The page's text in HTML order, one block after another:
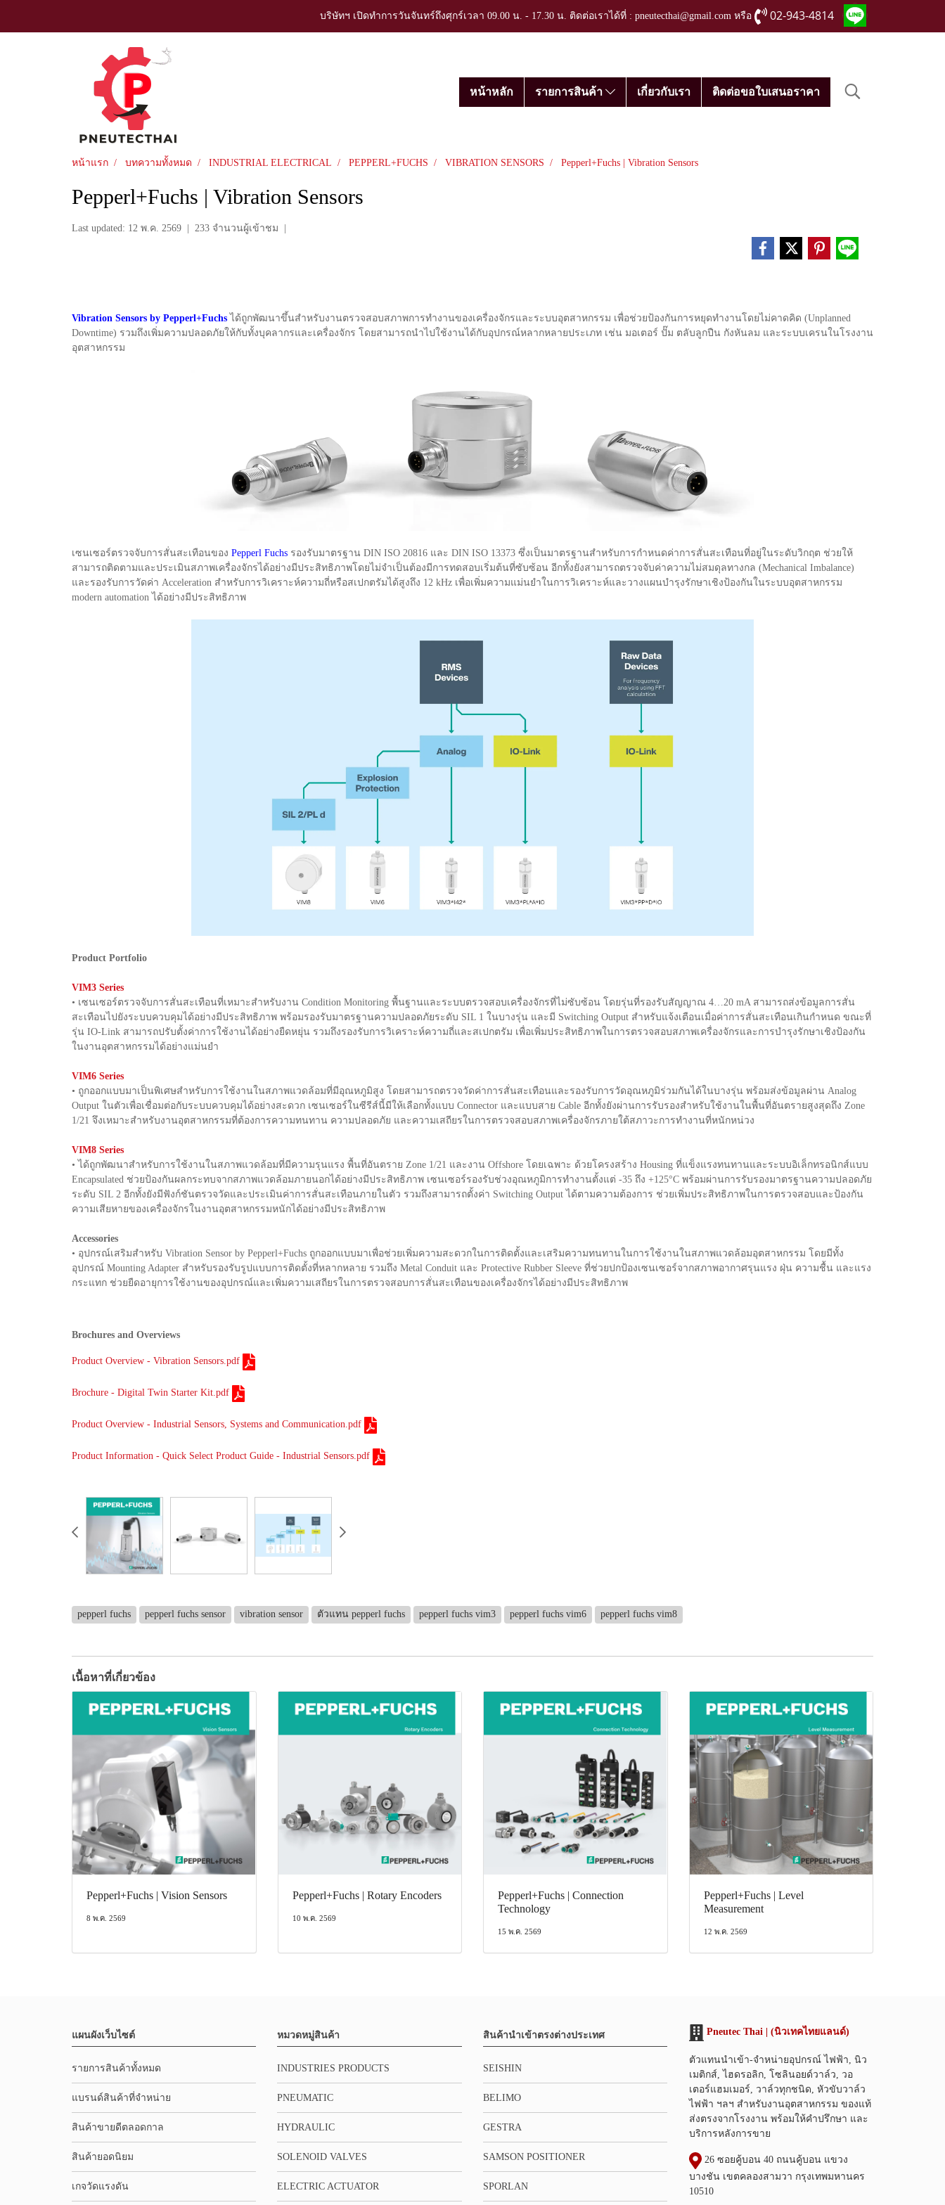
บริษัทฯ เปิดทำการวันจันทร์ถึงศุกร์เวลา 09.00 น. - 17.30 น. ติดต่อเราได้ที่ : pneutecthai@gmail.com หรือ 02-943-4814
หน้าหลัก รายการสินค้า เกี่ยวกับเรา ติดต่อขอใบเสนอราคา
หน้าแรก บทความทั้งหมด INDUSTRIAL ELECTRICAL PEPPERL+FUCHS VIBRATION SENSORS Pepperl+Fuchs | Vibration Sensors
Pepperl+Fuchs | Vibration Sensors
Last updated: 12 พ.ค. 2569 | 233 จำนวนผู้เข้าชม |
Vibration Sensors by Pepperl+Fuchs ได้ถูกพัฒนาขึ้นสำหรับงานตรวจสอบสภาพการทำงานของเครื่องจักรและระบบอุตสาหกรรม เพื่อช่วยป้องกันการหยุดทำงานโดยไม่คาดคิด (Unplanned
Downtime) รวมถึงเพิ่มความปลอดภัยให้กับทั้งบุคลากรและเครื่องจักร โดยสามารถนำไปใช้งานได้กับอุปกรณ์หลากหลายประเภท เช่น มอเตอร์ ปั๊ม ตลับลูกปืน กังหันลม และระบบเครนในโรงงาน
อุตสาหกรรม
เซนเซอร์ตรวจจับการสั่นสะเทือนของ Pepperl Fuchs รองรับมาตรฐาน DIN ISO 20816 และ DIN ISO 13373 ซึ่งเป็นมาตรฐานสำหรับการกำหนดค่าการสั่นสะเทือนที่อยู่ในระดับวิกฤต ช่วยให้
สามารถติดตามและประเมินสภาพเครื่องจักรได้อย่างมีประสิทธิภาพโดยไม่จำเป็นต้องมีการทดสอบเริ่มต้นที่ซับซ้อน อีกทั้งยังสามารถตรวจจับค่าความไม่สมดุลทางกล (Mechanical Imbalance)
และรองรับการวัดค่า Acceleration สำหรับการวิเคราะห์ความถี่หรือสเปกตรัมได้สูงถึง 12 kHz เพื่อเพิ่มความแม่นยำในการวิเคราะห์และวางแผนบำรุงรักษาเชิงป้องกันในระบบอุตสาหกรรม
modern automation ได้อย่างมีประสิทธิภาพ
Product Portfolio
VIM3 Series
• เซนเซอร์ตรวจจับการสั่นสะเทือนที่เหมาะสำหรับงาน Condition Monitoring พื้นฐานและระบบตรวจสอบเครื่องจักรที่ไม่ซับซ้อน โดยรุ่นที่รองรับสัญญาณ 4…20 mA สามารถส่งข้อมูลการสั่น
สะเทือนไปยังระบบควบคุมได้อย่างมีประสิทธิภาพ พร้อมรองรับมาตรฐานความปลอดภัยระดับ SIL 1 ในบางรุ่น และมี Switching Output สำหรับแจ้งเตือนเมื่อค่าการสั่นสะเทือนเกินกำหนด ขณะที่
รุ่น IO-Link สามารถปรับตั้งค่าการใช้งานได้อย่างยืดหยุ่น รวมถึงรองรับการวิเคราะห์ความถี่และสเปกตรัม เพื่อเพิ่มประสิทธิภาพในการตรวจสอบสภาพเครื่องจักรและการบำรุงรักษาเชิงป้องกัน
ในงานอุตสาหกรรมได้อย่างแม่นยำ
VIM6 Series
• ถูกออกแบบมาเป็นพิเศษสำหรับการใช้งานในสภาพแวดล้อมที่มีอุณหภูมิสูง โดยสามารถตรวจวัดค่าการสั่นสะเทือนและรองรับการวัดอุณหภูมิร่วมกันได้ในบางรุ่น พร้อมส่งข้อมูลผ่าน Analog
Output ในตัวเพื่อเชื่อมต่อกับระบบควบคุมได้อย่างสะดวก เซนเซอร์ในซีรีส์นี้มีให้เลือกทั้งแบบ Connector และแบบสาย Cable อีกทั้งยังผ่านการรับรองสำหรับใช้งานในพื้นที่อันตรายสูงสุดถึง Zone
1/21 จึงเหมาะสำหรับงานอุตสาหกรรมที่ต้องการความทนทาน ความปลอดภัย และความเสถียรในการตรวจสอบสภาพเครื่องจักรภายใต้สภาวะการทำงานที่หนักหน่วง
VIM8 Series
• ได้ถูกพัฒนาสำหรับการใช้งานในสภาพแวดล้อมที่มีความรุนแรง พื้นที่อันตราย Zone 1/21 และงาน Offshore โดยเฉพาะ ด้วยโครงสร้าง Housing ที่แข็งแรงทนทานและระบบอิเล็กทรอนิกส์แบบ
Encapsulated ช่วยป้องกันผลกระทบจากสภาพแวดล้อมภายนอกได้อย่างมีประสิทธิภาพ เซนเซอร์รองรับช่วงอุณหภูมิการทำงานตั้งแต่ -35 ถึง +125°C พร้อมผ่านการรับรองมาตรฐานความปลอดภัย
ระดับ SIL 2 อีกทั้งยังมีฟังก์ชันตรวจวัดและประเมินค่าการสั่นสะเทือนภายในตัว รวมถึงสามารถตั้งค่า Switching Output ได้ตามความต้องการ ช่วยเพิ่มประสิทธิภาพในการตรวจสอบและป้องกัน
ความเสียหายของเครื่องจักรในงานอุตสาหกรรมหนักได้อย่างมีประสิทธิภาพ
Accessories
• อุปกรณ์เสริมสำหรับ Vibration Sensor by Pepperl+Fuchs ถูกออกแบบมาเพื่อช่วยเพิ่มความสะดวกในการติดตั้งและเสริมความทนทานในการใช้งานในสภาพแวดล้อมอุตสาหกรรม โดยมีทั้ง
อุปกรณ์ Mounting Adapter สำหรับรองรับรูปแบบการติดตั้งที่หลากหลาย รวมถึง Metal Conduit และ Protective Rubber Sleeve ที่ช่วยปกป้องเซนเซอร์จากสภาพอากาศรุนแรง ฝุ่น ความชื้น และแรง
กระแทก ช่วยยืดอายุการใช้งานของอุปกรณ์และเพิ่มความเสถียรในการตรวจสอบการสั่นสะเทือนของเครื่องจักรได้อย่างมีประสิทธิภาพ
Brochures and Overviews
Product Overview - Vibration Sensors.pdf
Brochure - Digital Twin Starter Kit.pdf
Product Overview - Industrial Sensors, Systems and Communication.pdf
Product Information - Quick Select Product Guide - Industrial Sensors.pdf
pepperl fuchs pepperl fuchs sensor vibration sensor ตัวแทน pepperl fuchs pepperl fuchs vim3 pepperl fuchs vim6 pepperl fuchs vim8
เนื้อหาที่เกี่ยวข้อง
Pepperl+Fuchs | Vision Sensors
8 พ.ค. 2569
Pepperl+Fuchs | Rotary Encoders
10 พ.ค. 2569
Pepperl+Fuchs | Connection
Technology
15 พ.ค. 2569
Pepperl+Fuchs | Level
Measurement
12 พ.ค. 2569
แผนผังเว็บไซต์
รายการสินค้าทั้งหมด
แบรนด์สินค้าที่จำหน่าย
สินค้าขายดีตลอดกาล
สินค้ายอดนิยม
เกจวัดแรงดัน
หมวดหมู่สินค้า
INDUSTRIES PRODUCTS
PNEUMATIC
HYDRAULIC
SOLENOID VALVES
ELECTRIC ACTUATOR
สินค้านำเข้าตรงต่างประเทศ
SEISHIN
BELIMO
GESTRA
SAMSON POSITIONER
SPORLAN
Pneutec Thai | (นิวเทคไทยแลนด์)
ตัวแทนนำเข้า-จำหน่ายอุปกรณ์ ไฟฟ้า, นิว
เมติกส์, ไฮดรอลิก, โซลินอยด์วาล์ว, วอ
เตอร์แฮมเมอร์, วาล์วทุกชนิด, หัวขับวาล์ว
ไฟฟ้า ฯลฯ สำหรับงานอุตสาหกรรม ของแท้
ส่งตรงจากโรงงาน พร้อมให้คำปรึกษา และ
บริการหลังการขาย
26 ซอยคู้บอน 40 ถนนคู้บอน แขวง
บางชัน เขตคลองสามวา กรุงเทพมหานคร
10510